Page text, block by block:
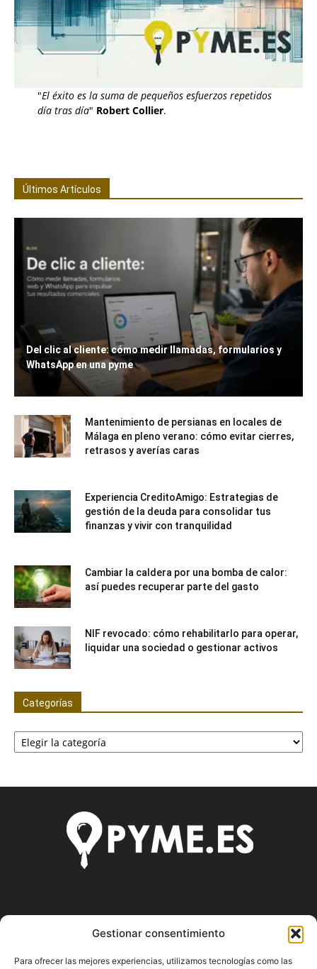
Gestionar consentimiento
Para ofrecer las mejores experiencias, utilizamos tecnologías como las
"El éxito es la suma de pequeños esfuerzos repetidos
día tras día" Robert Collier.
Últimos Artículos
Del clic al cliente: cómo medir llamadas, formularios y
WhatsApp en una pyme
Mantenimiento de persianas en locales de
Málaga en pleno verano: cómo evitar cierres,
retrasos y averías caras
Experiencia CreditoAmigo: Estrategias de
gestión de la deuda para consolidar tus
finanzas y vivir con tranquilidad
Cambiar la caldera por una bomba de calor:
así puedes recuperar parte del gasto
NIF revocado: cómo rehabilitarlo para operar,
liquidar una sociedad o gestionar activos
Categorías
Categorías
Pyme.es es el portal web donde podrás mantenerte